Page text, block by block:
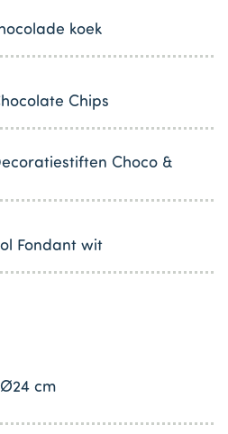
koek
Chips
Choco &
Fondant wit
cm